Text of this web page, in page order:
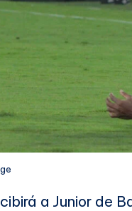
a Junior de